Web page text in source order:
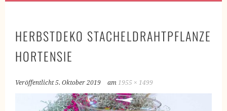
HERBSTDEKO STACHELDRAHTPFLANZE
HORTENSIE
Veröffentlicht5. Oktober 2019 am 1955 × 1499